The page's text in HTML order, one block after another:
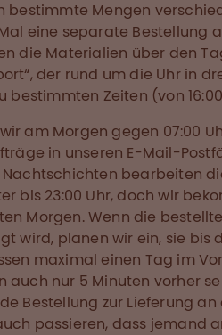
bestimmte Mengen
eine separate Bestellung
die Materialien über den
der rund um die Uhr in
bestimmten Zeiten (von
am Morgen gegen 07:00
in unseren E-Mail-
Nachtschichten bearbeiten
bis 23:00 Uhr, doch wir
Morgen. Wenn die
wird, planen wir ein, sie bis
maximal einen Tag im
auch nur 5 Minuten vorher
Bestellung zur Lieferung
passieren, dass jemand